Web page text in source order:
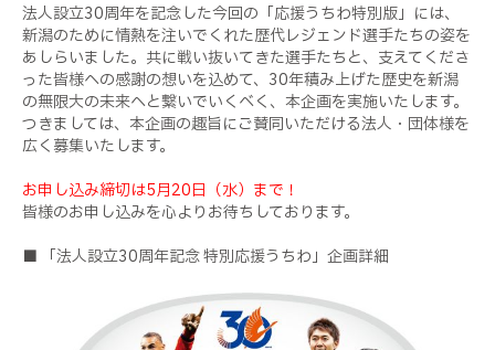
法人設立30周年を記念した今回の「応援うちわ特別版」には、
新潟のために情熱を注いでくれた歴代レジェンド選手たちの姿を
あしらいました。共に戦い抜いてきた選手たちと、支えてくださ
った皆様への感謝の想いを込めて、30年積み上げた歴史を新潟
の無限大の未来へと繋いでいくべく、本企画を実施いたします。
つきましては、本企画の趣旨にご賛同いただける法人・団体様を
広く募集いたします。
お申し込み締切は5月20日（水）まで！
皆様のお申し込みを心よりお待ちしております。
■ 「法人設立30周年記念 特別応援うちわ」企画詳細